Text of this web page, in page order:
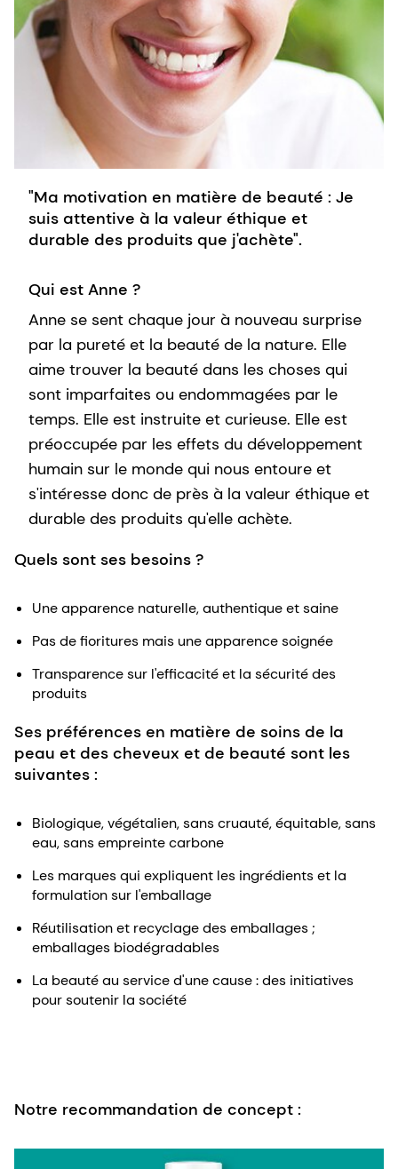
"Ma motivation en matière de beauté : Je
suis attentive à la valeur éthique et
durable des produits que j'achète".
Qui est Anne ?
Anne se sent chaque jour à nouveau surprise
par la pureté et la beauté de la nature. Elle
aime trouver la beauté dans les choses qui
sont imparfaites ou endommagées par le
temps. Elle est instruite et curieuse. Elle est
préoccupée par les effets du développement
humain sur le monde qui nous entoure et
s'intéresse donc de près à la valeur éthique et
durable des produits qu'elle achète.
Quels sont ses besoins ?
Une apparence naturelle, authentique et saine
Pas de fioritures mais une apparence soignée
Transparence sur l'efficacité et la sécurité des
produits
Ses préférences en matière de soins de la
peau et des cheveux et de beauté sont les
suivantes :
Biologique, végétalien, sans cruauté, équitable, sans
eau, sans empreinte carbone
Les marques qui expliquent les ingrédients et la
formulation sur l'emballage
Réutilisation et recyclage des emballages ;
emballages biodégradables
La beauté au service d'une cause : des initiatives
pour soutenir la société
Notre recommandation de concept :